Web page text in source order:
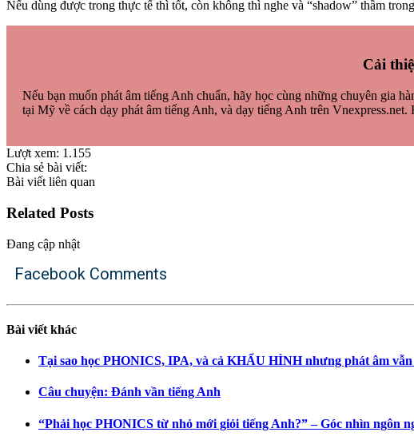
Nếu dùng được trong thực tế thì tốt, còn không thì nghe và “shadow” thầm
Cải
Nếu bạn muốn phát âm tiếng Anh chuẩn, hãy học cùng những chuyên gia
tại Mỹ về cách dạy phát âm tiếng Anh, và dạy tiếng Anh trên
Lượt xem: 1.155
Chia sẻ bài viết:
Bài viết liên quan
Related Posts
Đang cập nhật
Facebook Comments
Bài viết khác
Tại sao học PHONICS, IPA, và cả KHẨU HÌNH nhưng phát âm vẫn
Câu chuyện: Đánh vần tiếng Anh
“Phải học PHONICS từ nhỏ mới giỏi tiếng Anh?” – Góc nhìn ngôn